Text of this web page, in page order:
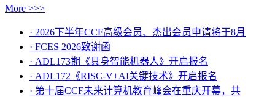
More >>>
· 2026下半年CCF高级会员、杰出会员申请将于8月
· FCES 2026致谢函
· ADL173期《具身智能机器人》开启报名
· ADL172《RISC-V+AI关键技术》开启报名
· 第十届CCF未来计算机教育峰会在重庆开幕，共